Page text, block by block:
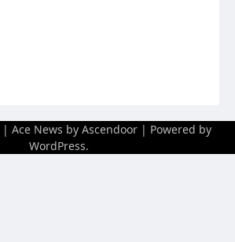
| Ace News by Ascendoor | Powered by
WordPress.